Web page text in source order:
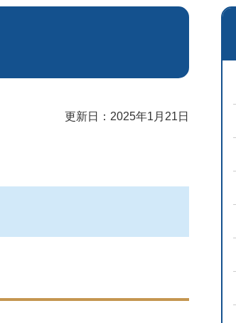
更新日：2025年1月21日